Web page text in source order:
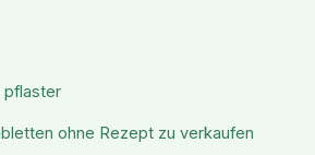
ohne Rezept zu verkaufen